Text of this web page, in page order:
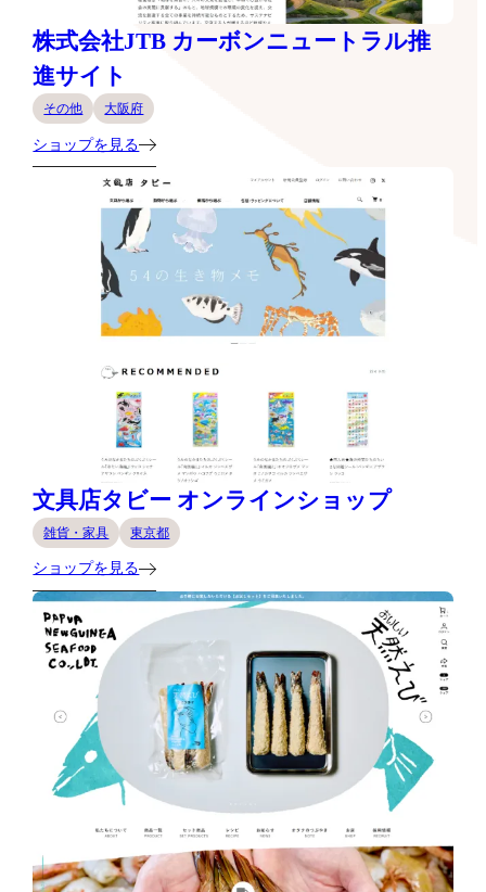
株式会社JTB カーボンニュートラル推
進サイト
その他 大阪府
ショップを見る
文具店タビー オンラインショップ
雑貨・家具 東京都
ショップを見る